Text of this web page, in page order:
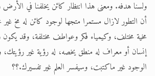
ولسنا هدفه. ومعنى هذا انتظار كائن يخلفنا في الأرض
أن التطور لازال مستمرا متجها لوجود كائن له مخ
مخية مختلف، وكيمياء فكر وعواطف مختلفة، وقد
إنسان أو معراف له منطق يخصه، له رؤية غير
الوجود غير ماكتبت، وسيفسر العلم غير تفسيرك.؟؟